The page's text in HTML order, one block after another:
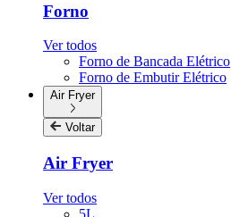
Forno
Ver todos
Forno de Bancada Elétrico
Forno de Embutir Elétrico
Air Fryer
Voltar
Air Fryer
Ver todos
5L